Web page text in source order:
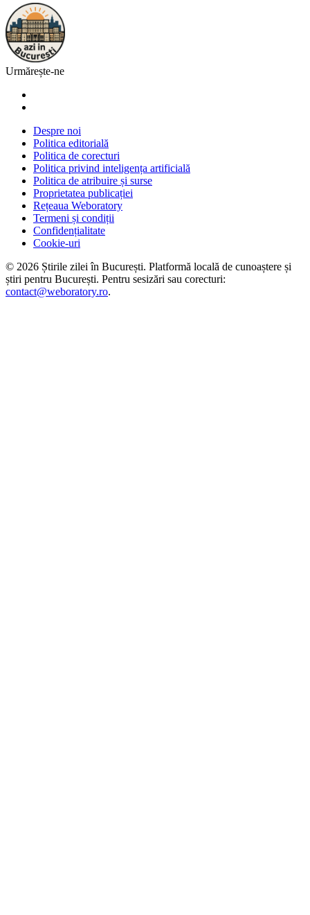
Urmărește-ne
Despre noi
Politica editorială
Politica de corecturi
Politica privind inteligența artificială
Politica de atribuire și surse
Proprietatea publicației
Rețeaua Weboratory
Termeni și condiții
Confidențialitate
Cookie-uri
© 2026 Știrile zilei în București. Platformă locală de cunoaștere și
știri pentru București. Pentru sesizări sau corecturi:
contact@weboratory.ro.